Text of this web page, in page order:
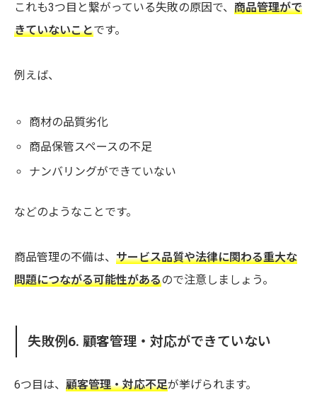
これも3つ目と繋がっている失敗の原因で、 商品管理がで
きていないことです。
例えば、
商材の品質劣化
商品保管スペースの不足
ナンバリングができていない
などのようなことです。
商品管理の不備は、 サービス品質や法律に関わる重大な
問題につながる可能性があるので注意しましょう。
失敗例6. 顧客管理・対応ができていない
6つ目は、 顧客管理・対応不足が挙げられます。